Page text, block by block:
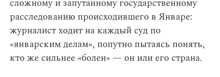
сложному и запутанному государственному
расследованию происходившего в Январе:
журналист ходит на каждый суд по
«январским делам», попутно пытаясь понять,
кто же сильнее «болен» — он или его страна.